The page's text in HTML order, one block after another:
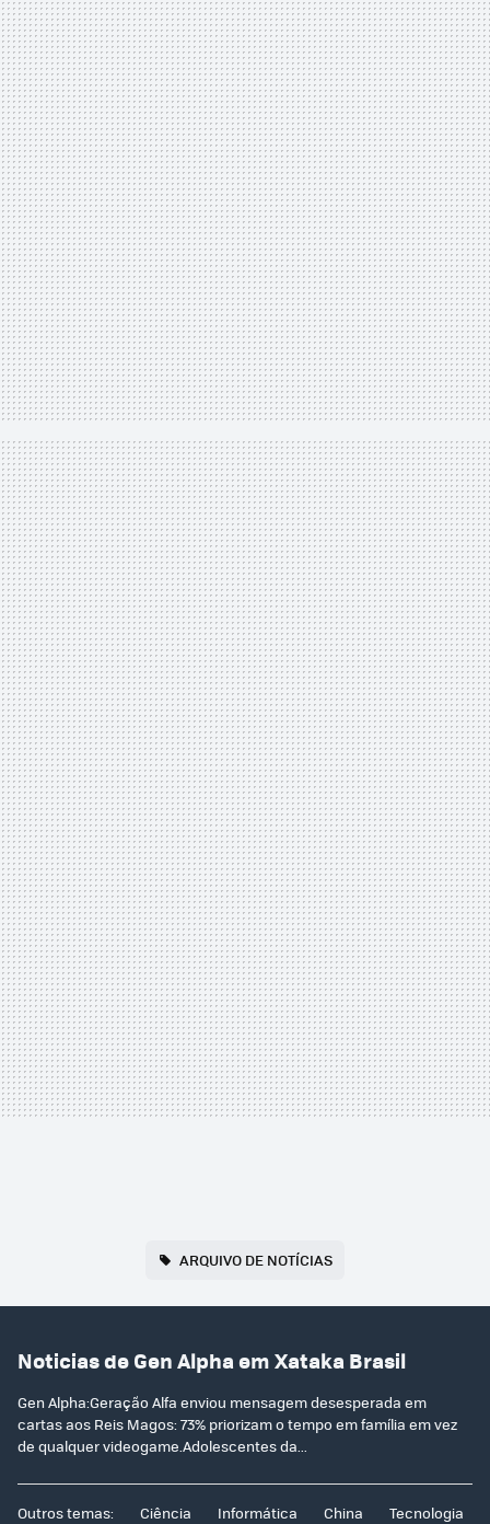
ARQUIVO DE NOTÍCIAS
Noticias de Gen Alpha em Xataka Brasil
Gen Alpha:Geração Alfa enviou mensagem desesperada em
cartas aos Reis Magos: 73% priorizam o tempo em família em vez
de qualquer videogame.Adolescentes da...
Outros temas: Ciência Informática China Tecnologia